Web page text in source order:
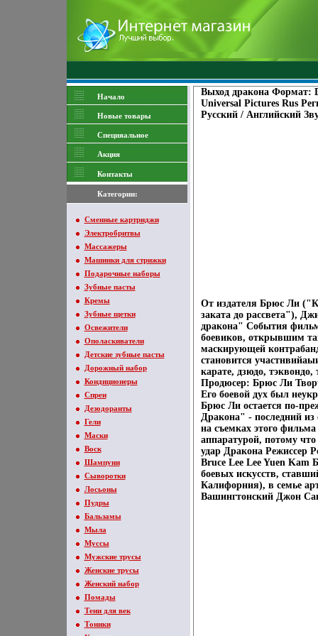
Начало
Новые товары
Специяальное
Акция
Контакты
Категории:
Сменные картриджи
Электробритвы
Массажеры
Машинки для стрижки
Подарочные наборы
Зубные пасты
Кремы
Зубные щетки
Освежители
Ополаскиватели
Детские зубные пасты
Дорожный набор
Кондиционеры
Спреи
Дезодоранты
Гели
Маски
Воск
Шампуни
Сыворотки
Лосьоны
Пудры
Бальзамы
Мыла
Муссы
Мужские трусы
Женские трусы
Женский набор
Помады
Тени для век
Тоники
Выход дракона Формат:
Universal Pictures Rus
Русский / Английский
От издателя Брюс Ли
заката до рассвета"),
дракона" События
боевиков, открывшим
маскирующей
становится
карате, дзюдо,
Продюсер: Брюс Ли
Его боевой дух был
Брюс Ли остается по-
Дракона" - последний
на съемках этого
аппаратурой, потому
удар Дракона Режиссер
Bruce Lee Lee Yuen
боевых искусств,
Калифорния), в семье
Вашингтонский Джон